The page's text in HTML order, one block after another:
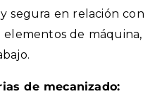
segura en relación con
elementos de máquina,
de mecanizado: